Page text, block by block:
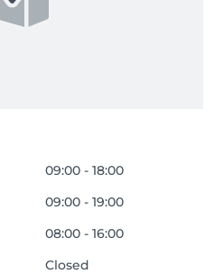
09:00 - 18:00
09:00 - 19:00
08:00 - 16:00
Closed